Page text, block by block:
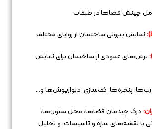
چینش فضاها در طبقات
نمایش بیرونی ساختمان از زوایای مختلف
برش‌های عمودی از ساختمان برای نمایش
پنجره‌ها، کف‌سازی، دیوارپوش‌ها و…
درک چیدمان فضاها، محل ستون‌ها،
با نقشه‌های سازه و تاسیسات، و تحلیل